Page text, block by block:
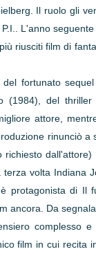
Il ruolo gli
L'anno
riusciti film di
fortunato
(1984), del
attore,
rinunciò
richiesto
terza volta Indiana
protagonista di Il
ancora. Da
complesso
film in cui recita